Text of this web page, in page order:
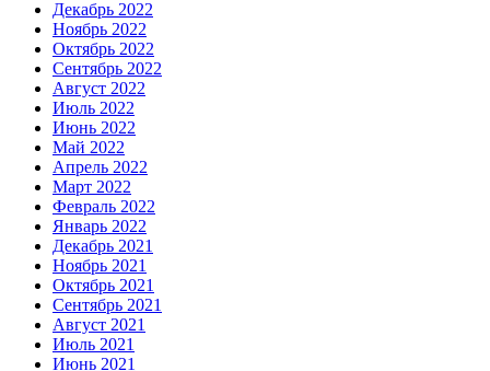
Декабрь 2022
Ноябрь 2022
Октябрь 2022
Сентябрь 2022
Август 2022
Июль 2022
Июнь 2022
Май 2022
Апрель 2022
Март 2022
Февраль 2022
Январь 2022
Декабрь 2021
Ноябрь 2021
Октябрь 2021
Сентябрь 2021
Август 2021
Июль 2021
Июнь 2021